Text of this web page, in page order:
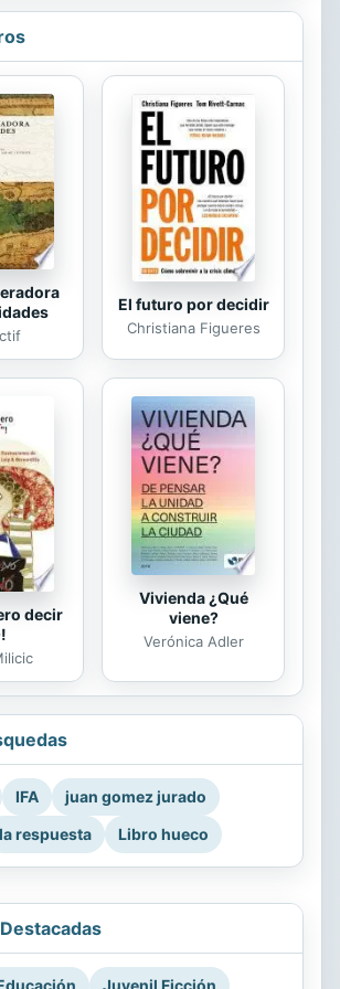
of Celestina and of the Cancioneros.
In this volume, nineteen of her
original chapters in her honour,
mostly on these same topics, under
the editorship of the Hispanist
Joseph T. Snow and Professor
Severin’s Liverpool colleague Roger
Wright. The contributors are: Rafael
Beltran, Patrizia Botta, Alan
Deyermond, Louise ...
El futuro por decidir
Christiana Figueres
decir
Vivienda ¿Qué
viene?
Verónica Adler
IFA
juan gomez jurado
la respuesta Libro hueco